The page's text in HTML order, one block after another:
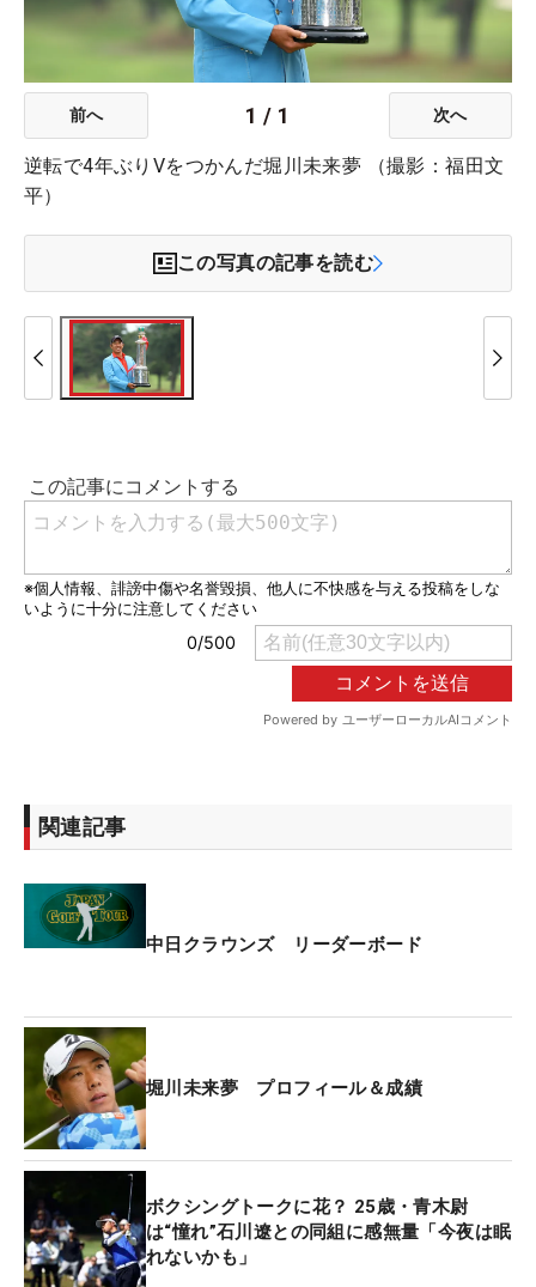
前へ 1 / 1 次へ
逆転で4年ぶりVをつかんだ堀川未来夢 （撮影：福田文
平）
この写真の記事を読む
関連記事
中日クラウンズ リーダーボード
堀川未来夢 プロフィール＆成績
ボクシングトークに花？ 25歳・青木尉
は“憧れ”石川遼との同組に感無量「今夜は眠
れないかも」